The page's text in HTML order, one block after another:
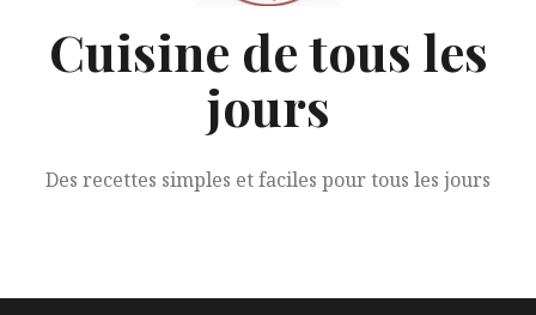
Cuisine de tous les
jours
Des recettes simples et faciles pour tous les jours